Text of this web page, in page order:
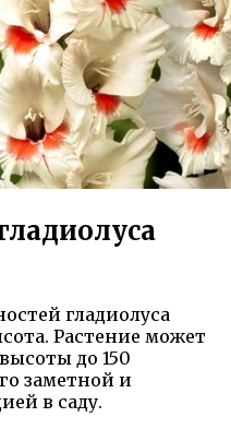
гладиолуса
Растение может
до 150
заметной и
в саду.